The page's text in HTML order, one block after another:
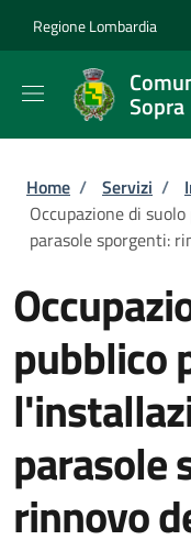
Regione Lombardia
Sopra
Briciole di
Home / Servizi /
Occupazione di
parasole sporgenti:
pubblico
parasole
rinnovo